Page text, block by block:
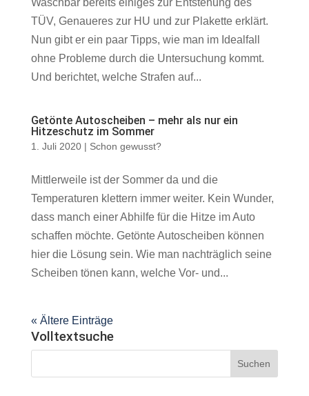
Waschbär bereits einiges zur Entstehung des
TÜV, Genaueres zur HU und zur Plakette erklärt.
Nun gibt er ein paar Tipps, wie man im Idealfall
ohne Probleme durch die Untersuchung kommt.
Und berichtet, welche Strafen auf...
Getönte Autoscheiben – mehr als nur ein
Hitzeschutz im Sommer
1. Juli 2020| Schon gewusst?
Mittlerweile ist der Sommer da und die
Temperaturen klettern immer weiter. Kein Wunder,
dass manch einer Abhilfe für die Hitze im Auto
schaffen möchte. Getönte Autoscheiben können
hier die Lösung sein. Wie man nachträglich seine
Scheiben tönen kann, welche Vor- und...
« Ältere Einträge
Volltextsuche